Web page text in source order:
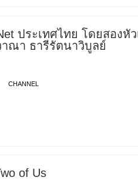
ประเทศไทย โดยสองหัว
า ธารีรัตนาวิบูลย์
CHANNEL
of Us